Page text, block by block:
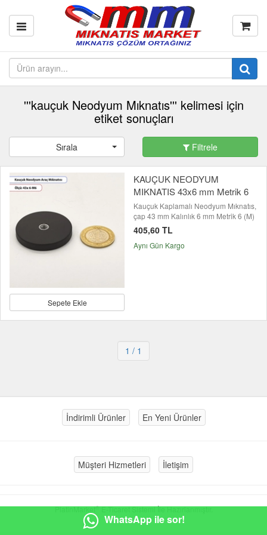
'''kauçuk Neodyum Mıknatıs''' kelimesi için
etiket sonuçları
Sırala Filtrele
Sepete Ekle
KAUÇUK NEODYUM
MIKNATIS 43x6 mm Metrik 6
Kauçuk Kaplamalı Neodyum Mıknatıs,
çap 43 mm Kalınlık 6 mm Metrik 6 (M)
405,60 TL
Aynı Gün Kargo
1 / 1
İndirimli Ürünler En Yeni Ürünler
Müşteri Hizmetleri İletişim
PlatinMarket®E-Ticaret Sistemiİle Hazırlanmıştır.
WhatsApp ile sor!